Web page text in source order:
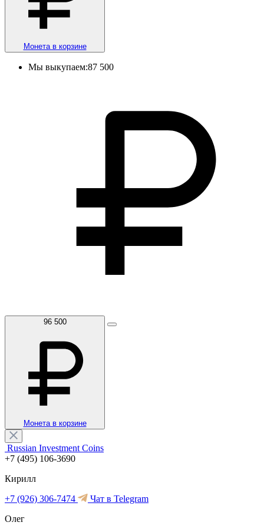
Монета в корзине
Мы выкупаем:87 500
96 500
Монета в корзине
Russian Investment Coins
+7 (495) 106-3690
Кирилл
+7 (926) 306-7474
Чат в Telegram
Олег